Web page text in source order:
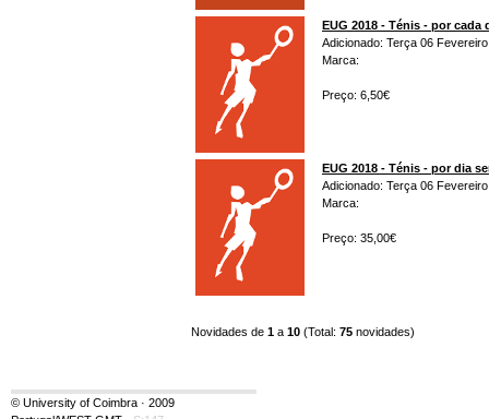
EUG 2018 - Ténis - por
Adicionado: Terça 06
Marca:
Preço: 6,50€
EUG 2018 - Ténis - por dia
Adicionado: Terça 06
Marca:
Preço: 35,00€
Novidades de 1 a 10 (Total: 75 novidades)
© University of Coimbra · 2009